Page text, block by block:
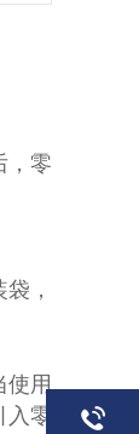
，零
，
使用
零